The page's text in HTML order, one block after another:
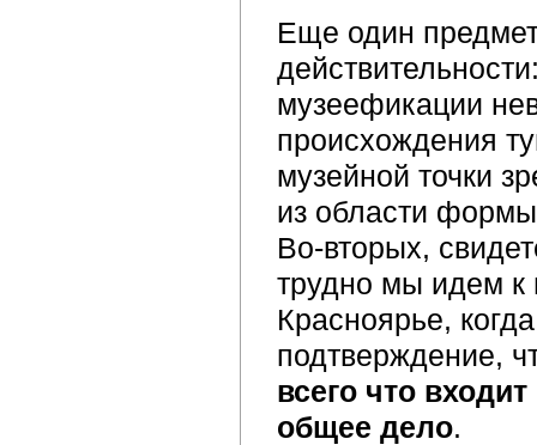
Еще один
музеефикации
происхождения
музейной точки
из области
Во-вторых,
трудно мы идем к
Красноярье,
подтверждение,
всего что
общее дело.